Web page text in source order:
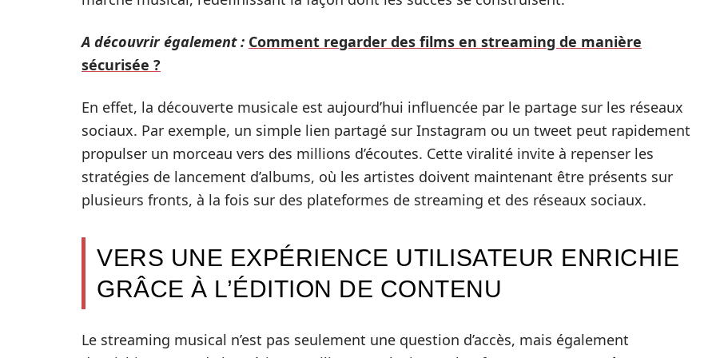
A découvrir également : Comment regarder des films en streaming de manière
sécurisée ?
En effet, la découverte musicale est aujourd’hui influencée par le partage sur les réseaux
sociaux. Par exemple, un simple lien partagé sur Instagram ou un tweet peut rapidement
propulser un morceau vers des millions d’écoutes. Cette viralité invite à repenser les
stratégies de lancement d’albums, où les artistes doivent maintenant être présents sur
plusieurs fronts, à la fois sur des plateformes de streaming et des réseaux sociaux.
VERS UNE EXPÉRIENCE UTILISATEUR ENRICHIE
GRÂCE À L’ÉDITION DE CONTENU
Le streaming musical n’est pas seulement une question d’accès, mais également